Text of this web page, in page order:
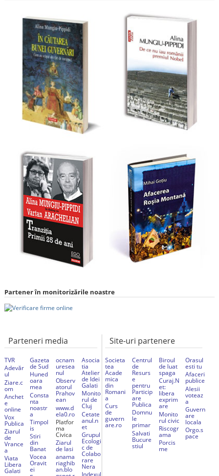
Partener în monitorizările noastre
Parteneri media
TVR
Adevăr
ul
Ziare.c
om
Anchet
e
online
Vox
Publica
Ziarul
de
Vrance
a
Viata
Libera
Galati
Gazeta
de Sud
Huned
oara
mea
Consta
nta
noastr
a
Timpol
is
Stiri
din
Banat
Vocea
Oravit
ei
ocnam
uresea
nul
Observ
atorul
Prahov
ean
www.d
ela0.ro
Platfor
ma
Civica
Ziarul
de Iasi
anama
riaghib
an.blo
Asocia
tia
Atelier
de Idei
Galati
Monito
rul de
Cluj
Cetate
anul.n
et
Grupul
Ecologi
c de
Colabo
rare
Nera
Indexul
Site-uri partenere
Societa
tea
Acade
mica
din
Romani
a
Curs
de
guvern
are.ro
Centrul
de
Resurs
e
pentru
Particip
are
Publica
Domnu
le
primar
Salvati
Bucure
stiul
Biroul
de luat
spaga
Curaj.N
et:
libera
exprim
are
Monito
rul civic
Riscogr
ama
Porcis
me
Orasul
esti tu
Afaceri
publice
Alesii
voteaz
a
Guvern
are
locala
Orgo.s
pace